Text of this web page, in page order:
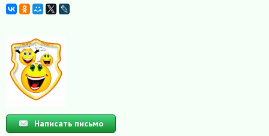
Написать письмо